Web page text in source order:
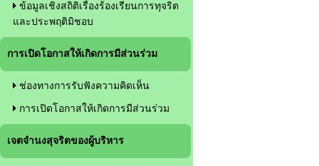
ข้อมูลเชิงสถิติเรื่องร้องเรียนการทุจริต
และประพฤติมิชอบ
การเปิดโอกาสให้เกิดการมีส่วนร่วม
ช่องทางการรับฟังความคิดเห็น
การเปิดโอกาสให้เกิดการมีส่วนร่วม
เจตจำนงสุจริตของผู้บริหาร